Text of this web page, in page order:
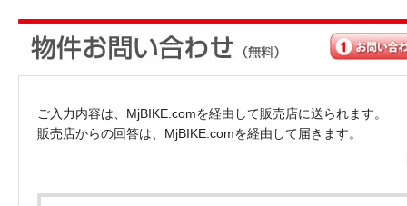
ご入力内容は、MjBIKE.comを経由して販売店に送られます。
販売店からの回答は、MjBIKE.comを経由して届きます。